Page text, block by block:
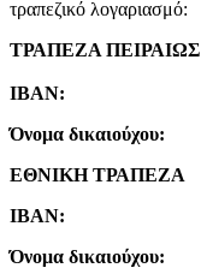
τραπεζικό λογαριασμό:
ΤΡΑΠΕΖΑ ΠΕΙΡΑΙΩΣ
IBAN:
Όνομα δικαιούχου:
ΕΘΝΙΚΗ ΤΡΑΠΕΖΑ
IBAN:
Όνομα δικαιούχου: